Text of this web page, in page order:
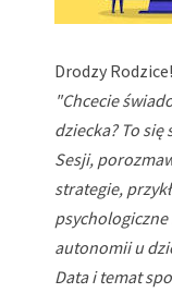
Drodzy Rodzice!
"Chcecie
dziecka? To się
Sesji,
strategie,
autonomii u
Data i temat